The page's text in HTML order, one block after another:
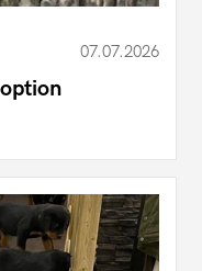
07.07.2026